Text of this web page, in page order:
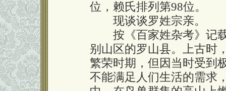
位，赖氏排列第98位。
现谈谈罗姓宗亲。
按《百家姓杂考》记载
别山区的罗山县。上古时
繁荣时期，但因当时受到
不能满足人们生活的需求